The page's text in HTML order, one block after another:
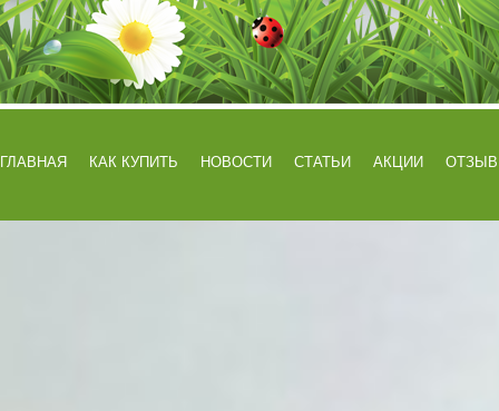
ГЛАВНАЯ КАК КУПИТЬ НОВОСТИ СТАТЬИ АКЦИИ